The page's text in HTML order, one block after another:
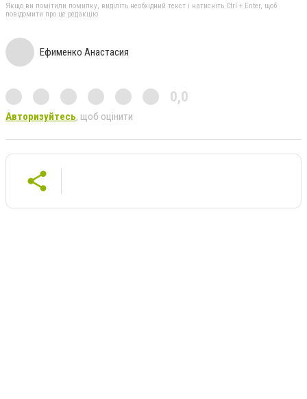
Якщо ви помітили помилку, виділіть необхідний текст і натисніть Ctrl + Enter, щоб
повідомити про це редакцію
Ефименко Анастасия
0,0
Авторизуйтесь, щоб оцінити